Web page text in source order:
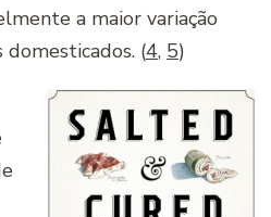
a maior variação
(4, 5)